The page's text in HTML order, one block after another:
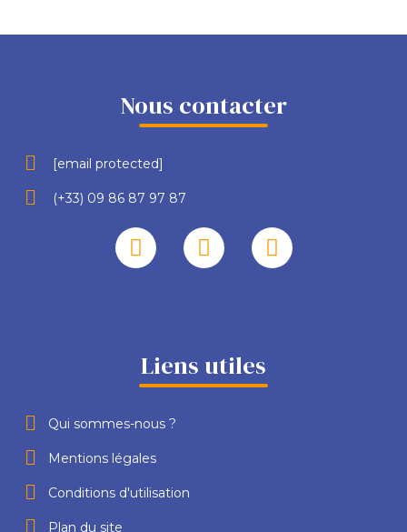
Nous contacter
[email protected]
(+33) 09 86 87 97 87
Liens utiles
Qui sommes-nous ?
Mentions légales
Conditions d'utilisation
Plan du site